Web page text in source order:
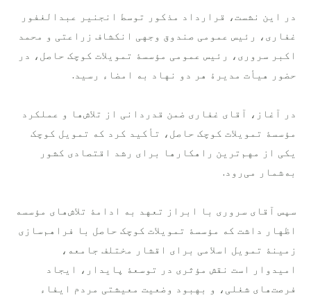
در این نشست، قرارداد مذکور توسط انجنیر عبدالغفور
غفاری، رئیس عمومی صندوق وجهی انکشاف زراعتی و محمد
اکبر سروری، رئیس عمومی مؤسسۀ تمویلات کوچک حاصل، در
حضور هیأت مدیرۀ هر دو نهاد به امضاء رسید.
در آغاز، آقای غفاری ضمن قدردانی از تلاش‌ها و عملکرد
مؤسسۀ تمویلات کوچک حاصل، تأکید کرد که تمویل کوچک
یکی از مهم‌ترین راهکارها برای رشد اقتصادی کشور
به‌شمار می‌رود.
سپس آقای سروری با ابراز تعهد به ادامۀ تلاش‌های مؤسسه
اظهار داشت که مؤسسۀ تمویلات کوچک حاصل با فراهم‌سازی
زمینۀ تمویل اسلامی برای اقشار مختلف جامعه،
امیدوار است نقش مؤثری در توسعۀ پایدار، ایجاد
فرصت‌های شغلی، و بهبود وضعیت معیشتی مردم ایفاء